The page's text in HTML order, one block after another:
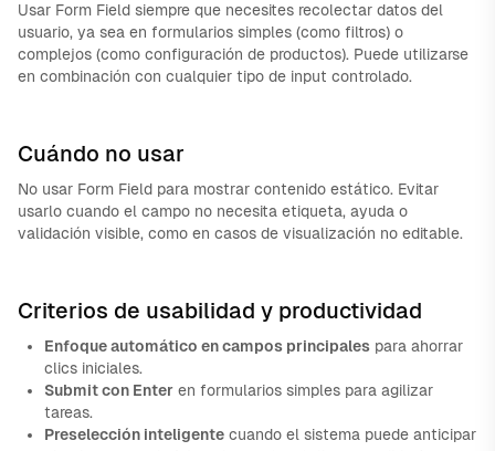
Usar Form Field siempre que necesites recolectar datos del
usuario, ya sea en formularios simples (como filtros) o
complejos (como configuración de productos). Puede utilizarse
en combinación con cualquier tipo de input controlado.
Cuándo no usar
No usar Form Field para mostrar contenido estático. Evitar
usarlo cuando el campo no necesita etiqueta, ayuda o
validación visible, como en casos de visualización no editable.
Criterios de usabilidad y productividad
Enfoque automático en campos principales para ahorrar
clics iniciales.
Submit con Enter en formularios simples para agilizar
tareas.
Preselección inteligente cuando el sistema puede anticipar